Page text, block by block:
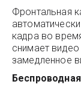
Фронтальная
кадра во
снимает
замедленное